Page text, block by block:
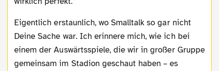
Eigentlich erstaunlich, wo Smalltalk so gar nicht
Deine Sache war. Ich erinnere mich, wie ich bei
einem der Auswärtsspiele, die wir in großer Gruppe
gemeinsam im Stadion geschaut haben – es